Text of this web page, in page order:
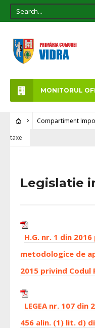
MONITORUL
Compartiment
taxe
Legislatie
H.G. nr. 1 din
metodologice de
2015 privind Codul
LEGEA nr. 107
456 alin. (1) lit. d)